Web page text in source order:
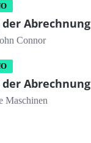
Abrechnung
Connor
Abrechnung
Maschinen